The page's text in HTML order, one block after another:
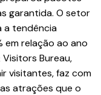
garantida. O setor
a tendência
em relação ao ano
Bureau,
visitantes, faz com
atrações que o